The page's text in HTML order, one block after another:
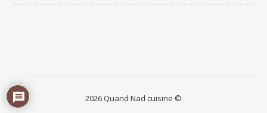
2026 Quand Nad cuisine ©